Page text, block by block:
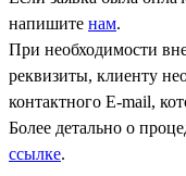
напишите нам.
При необходимости
реквизиты, клиенту
контактного Е-mail,
Более детально о
ссылке.